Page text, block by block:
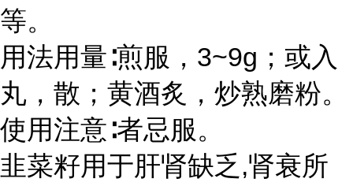
等。
用法用量∶煎服，3~9g；或入
丸，散；黄酒炙，炒熟磨粉。
使用注意∶者忌服。
韭菜籽用于肝肾缺乏,肾衰所